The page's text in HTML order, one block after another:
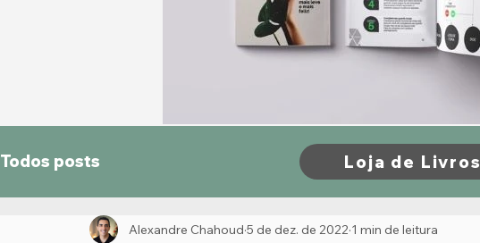
Todos posts
Alexandre Chahoud 5 de dez. de 2022 1 min de leitura
Loja de Livros